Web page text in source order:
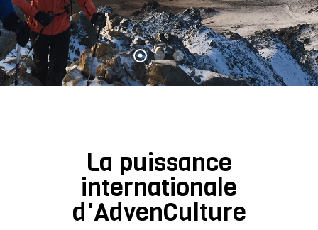
La puissance
internationale
d'AdvenCulture